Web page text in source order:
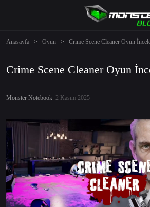
Anasayfa > Oyun > Crime Scene Cleaner Oyun
Crime Scene Cleaner Oyun
Monster Notebook 2 Kasım 2025